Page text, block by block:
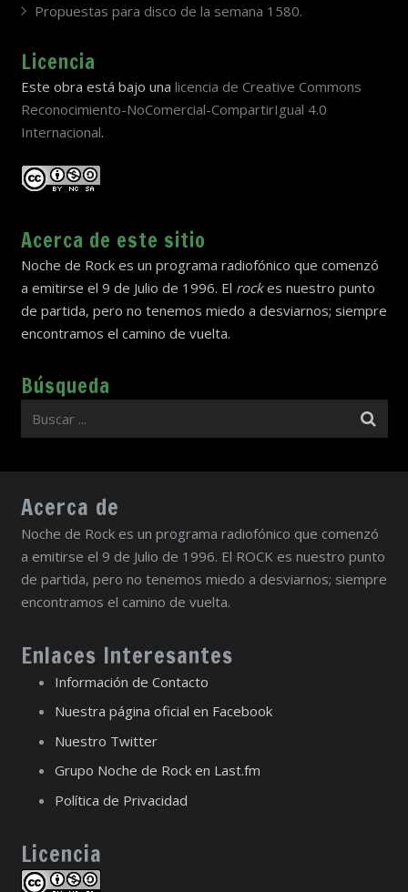
Propuestas para disco de la semana 1580.
Licencia
Este obra está bajo una licencia de Creative Commons
Reconocimiento-NoComercial-CompartirIgual 4.0
Internacional.
Acerca de este sitio
Noche de Rock es un programa radiofónico que comenzó
a emitirse el 9 de Julio de 1996. El rockes nuestro punto
de partida, pero no tenemos miedo a desviarnos; siempre
encontramos el camino de vuelta.
Búsqueda
Acerca de
Noche de Rock es un programa radiofónico que comenzó
a emitirse el 9 de Julio de 1996. El ROCK es nuestro punto
de partida, pero no tenemos miedo a desviarnos; siempre
encontramos el camino de vuelta.
Enlaces Interesantes
Información de Contacto
Nuestra página oficial en Facebook
Nuestro Twitter
Grupo Noche de Rock en Last.fm
Política de Privacidad
Licencia